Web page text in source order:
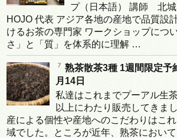
プ（日本語） 講師 北
HOJO 代表 アジア各地の産地で品質設
けるお茶の専門家 ワークショップにつ
さ」と「質」を体系的に理解 …
熟茶散茶3種 1週間限定予
月14日
私達はこれまでプーアル生
以上にわたり販売してきま
産による個性や産地へのこだわりはこ
域でした。ところが近年、熟茶におい